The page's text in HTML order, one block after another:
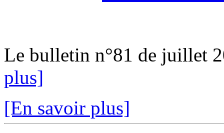
Le bulletin n°81 de juillet
plus]
[En savoir plus]